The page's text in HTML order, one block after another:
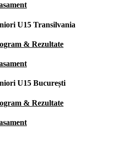
U15 Transilvania
& Rezultate
U15 București
& Rezultate